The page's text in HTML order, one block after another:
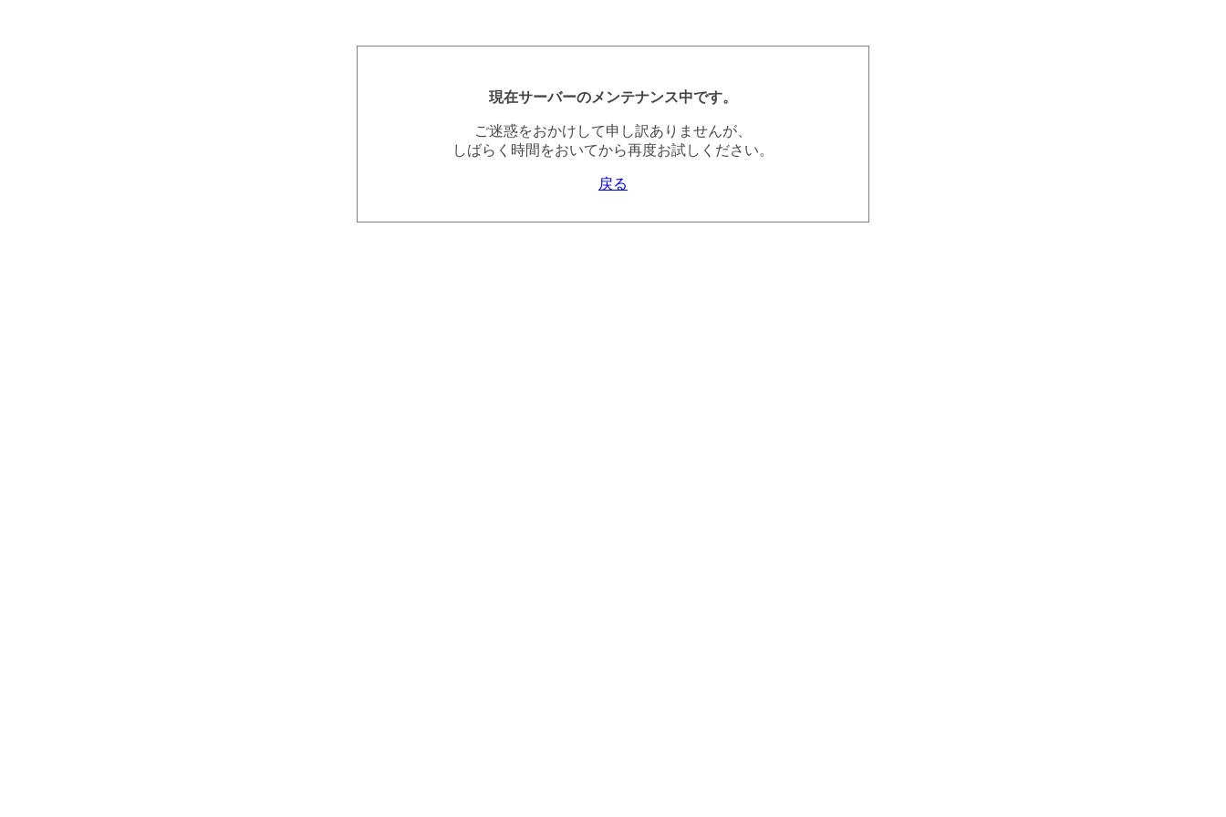
現在サーバーのメンテナンス中です。
ご迷惑をおかけして申し訳ありませんが、
しばらく時間をおいてから再度お試しください。
戻る